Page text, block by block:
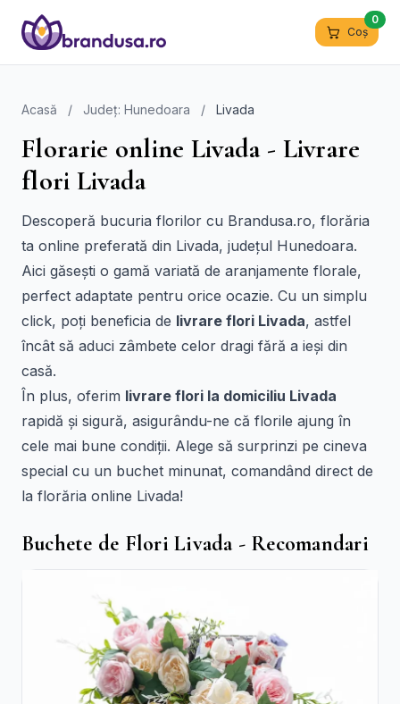
Coș
0
Acasă / Județ: Hunedoara / Livada
Florarie online Livada - Livrare
flori Livada
Descoperă bucuria florilor cu Brandusa.ro, florăria
ta online preferată din Livada, județul Hunedoara.
Aici găsești o gamă variată de aranjamente florale,
perfect adaptate pentru orice ocazie. Cu un simplu
click, poți beneficia de livrare flori Livada, astfel
încât să aduci zâmbete celor dragi fără a ieși din
casă.
În plus, oferim livrare flori la domiciliu Livada
rapidă și sigură, asigurându-ne că florile ajung în
cele mai bune condiții. Alege să surprinzi pe cineva
special cu un buchet minunat, comandând direct de
la florăria online Livada!
Buchete de Flori Livada - Recomandari